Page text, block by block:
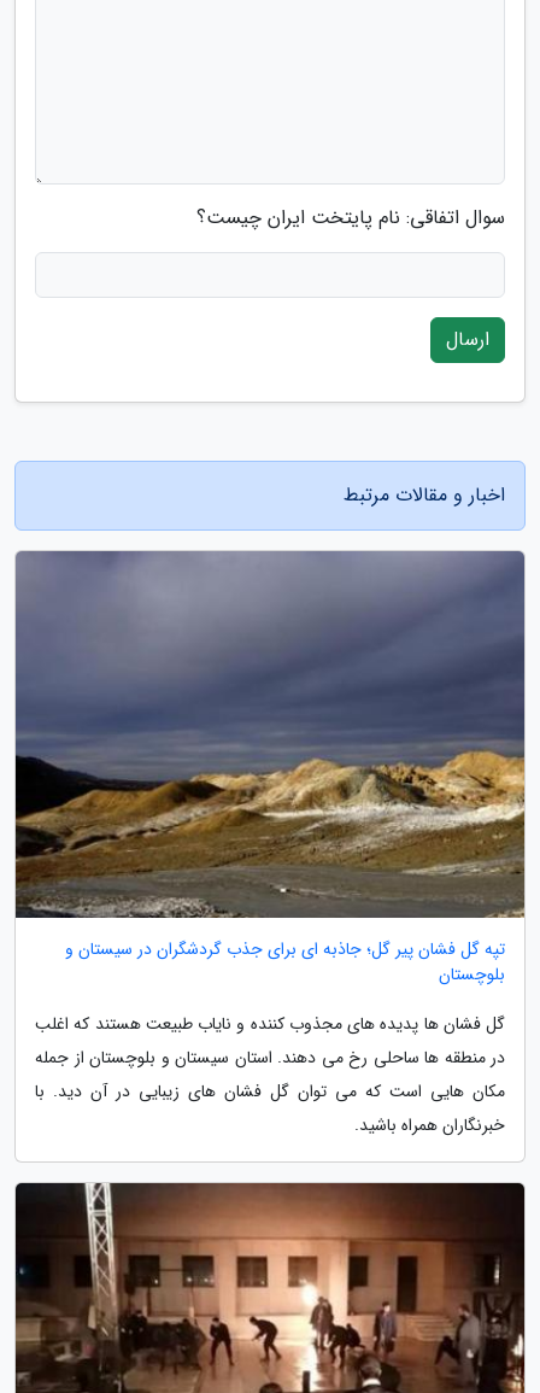
سوال اتفاقی: نام پایتخت ایران چیست؟
ارسال
اخبار و مقالات مرتبط
تپه گل فشان پیر گل؛ جاذبه ای برای جذب گردشگران در سیستان و
بلوچستان
گل فشان ها پدیده های مجذوب کننده و نایاب طبیعت هستند که اغلب
در منطقه ها ساحلی رخ می دهند. استان سیستان و بلوچستان از جمله
مکان هایی است که می توان گل فشان های زیبایی در آن دید. با
خبرنگاران همراه باشید.